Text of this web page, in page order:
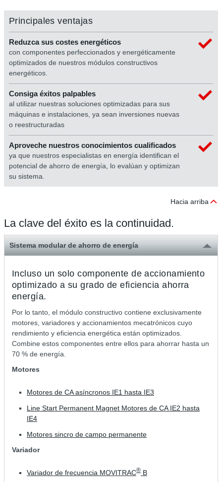
Principales ventajas
Reduzca sus costes energéticos
con componentes perfeccionados y energéticamente
optimizados de nuestros módulos constructivos
energéticos.
Consiga éxitos palpables
al utilizar nuestras soluciones optimizadas para sus
máquinas e instalaciones, ya sean inversiones nuevas
o reestructuradas
Aproveche nuestros conocimientos cualificados
ya que nuestros especialistas en energía identifican el
potencial de ahorro de energía, lo evalúan y optimizan
su sistema.
Hacia arriba
La clave del éxito es la continuidad.
Sistema modular de ahorro de energía
Incluso un solo componente de accionamiento
optimizado a su grado de eficiencia ahorra
energía.
Por lo tanto, el módulo constructivo contiene exclusivamente
motores, variadores y accionamientos mecatrónicos cuyo
rendimiento y eficiencia energética están optimizados.
Combine estos componentes entre ellos para ahorrar hasta un
70 % de energía.
Motores
Motores de CA asíncronos IE1 hasta IE3
Line Start Permanent Magnet Motores de CA IE2 hasta
IE4
Motores sincro de campo permanente
Variador
Variador de frecuencia MOVITRAC® B